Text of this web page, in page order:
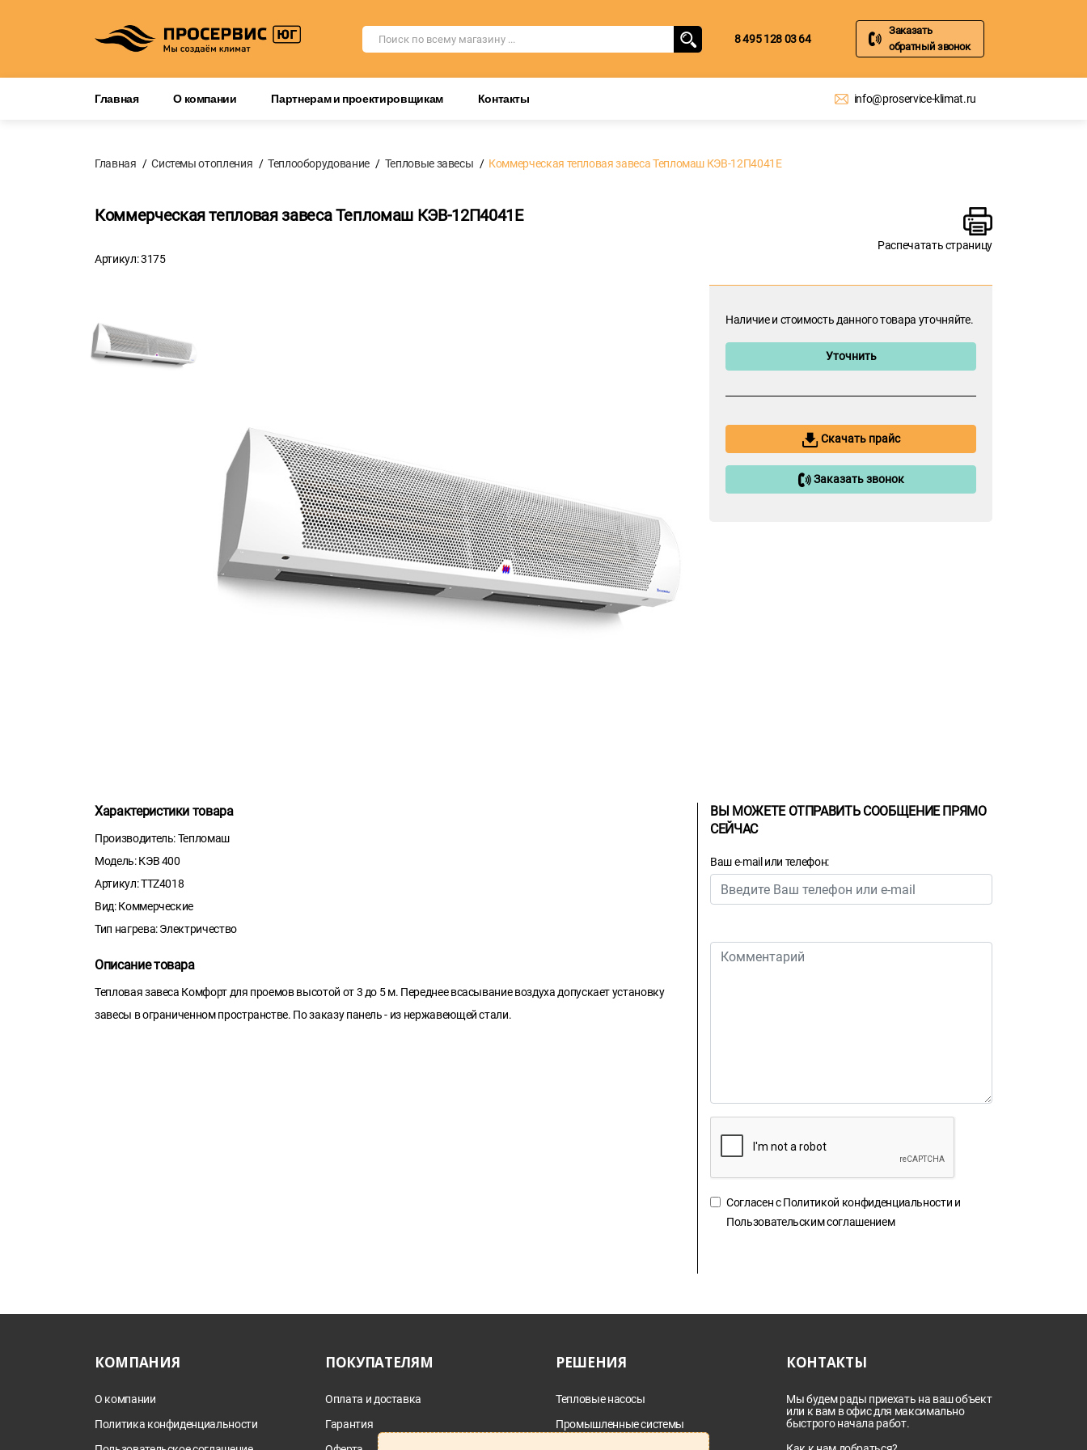
8 495 128 03 64
Заказать
обратный звонок
Главная О компании Партнерам и проектировщикам Контакты info@proservice-klimat.ru
Главная Системы отопления Теплооборудование Тепловые завесы Коммерческая тепловая завеса Тепломаш КЭВ-12П4041Е
Коммерческая тепловая завеса Тепломаш КЭВ-12П4041Е
Артикул: 3175
Распечатать страницу
Наличие и стоимость данного товара уточняйте.
Уточнить
Скачать прайс
Заказать звонок
Характеристики товара
Производитель: Тепломаш
Модель: КЭВ 400
Артикул: TTZ4018
Вид: Коммерческие
Тип нагрева: Электричество
Описание товара
Тепловая завеса Комфорт для проемов высотой от 3 до 5 м. Переднее всасывание воздуха допускает установку
завесы в ограниченном пространстве. По заказу панель - из нержавеющей стали.
ВЫ МОЖЕТЕ ОТПРАВИТЬ СООБЩЕНИЕ ПРЯМО
СЕЙЧАС
Ваш e-mail или телефон:
Согласен сПолитикой конфиденциальности и
Пользовательским соглашением
КОМПАНИЯ
О компании
Политика конфиденциальности
ПОКУПАТЕЛЯМ
Оплата и доставка
Гарантия
РЕШЕНИЯ
Тепловые насосы
Промышленные системы
дымоотведения
КОНТАКТЫ
Мы будем рады приехать на ваш объект
или к вам в офис для максимально
быстрого начала работ.